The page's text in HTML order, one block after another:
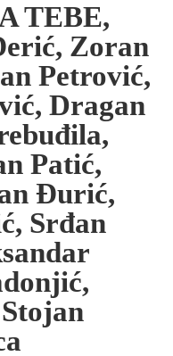
TEBE,
Zoran
Petrović,
Dragan
Patić,
Đurić,
Srđan